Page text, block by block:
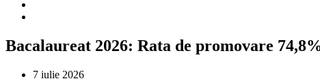
Bacalaureat 2026: Rata de promovare
7 iulie 2026